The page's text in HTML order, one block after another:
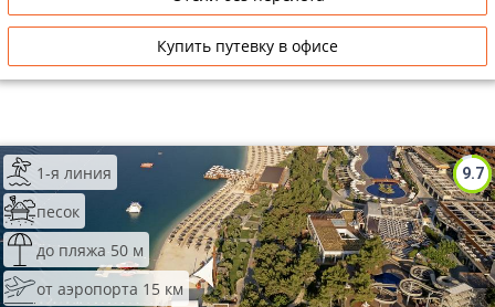
Купить путевку в офисе
9.7
1-я линия
песок
до пляжа 50 м
от аэропорта 15 км